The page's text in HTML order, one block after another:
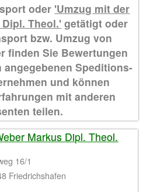
oder 'Umzug mit der
Theol.' getätigt oder
bzw. Umzug von
finden Sie Bewertungen
angegebenen Speditions-
und können
mit anderen
teilen.
Markus Dipl. Theol.
16/1
Friedrichshafen